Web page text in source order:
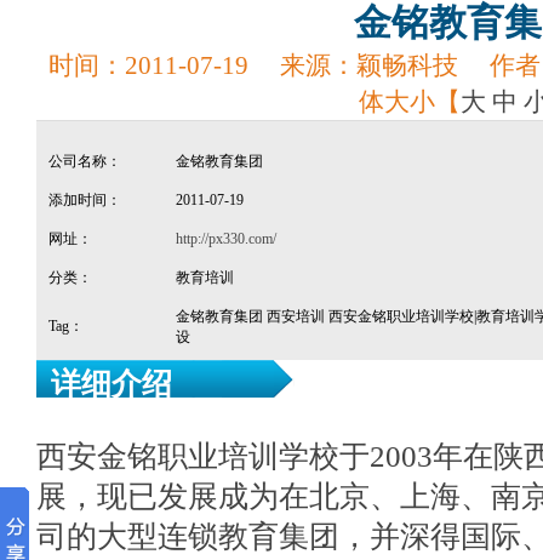
金铭教育
时间： 2011-07-19 来源： 颖畅科技 作者
体大小【大 中
公司名称： 金铭教育集团
添加时间： 2011-07-19
网址： http://px330.com/
分类： 教育培训
Tag：
金铭教育集团 西安培训 西安金铭职业培训学校|教育培训
设
详细介绍
西安金铭职业培训学校于2003年在陕
展，现已发展成为在北京、上海、南
司的大型连锁教育集团，并深得国际